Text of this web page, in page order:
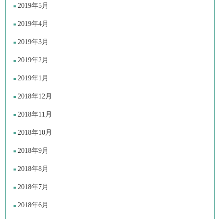
2019年5月
2019年4月
2019年3月
2019年2月
2019年1月
2018年12月
2018年11月
2018年10月
2018年9月
2018年8月
2018年7月
2018年6月